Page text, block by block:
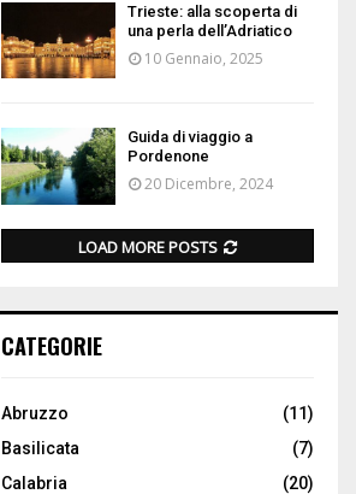
Trieste: alla scoperta di
una perla dell’Adriatico
10 Gennaio, 2025
Guida di viaggio a
Pordenone
20 Dicembre, 2024
LOAD MORE POSTS
CATEGORIE
Abruzzo
(11)
Basilicata
(7)
Calabria
(20)